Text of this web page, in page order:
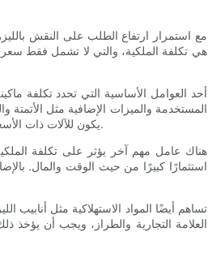
مع استمرار ارتفاع الطلب على النقش
هي تكلفة الملكية، والتي لا تشمل فقط سعر
المستخدمة والميزات الإضافية مثل
يكون للآلات ذات الأسعار المنخفضة تكاليف تشغيل أعلى بسبب المكونات ذات الجودة المنخفضة وزيادة احتمال الأعطال، مما قد يزيد من التكلفة الإجمالية للملكية بمرور الوقت.
هناك عامل مهم آخر يؤثر على تكلفة
استثمارًا كبيرًا من حيث الوقت والمال.
العلامة التجارية والطراز، ويجب أن يؤخذ